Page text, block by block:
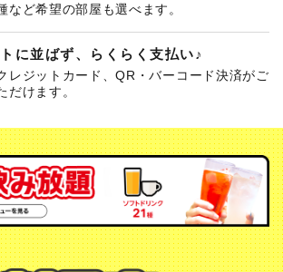
など希望の部屋も選べます。
に並ばず、らくらく支払い♪
レジットカード、QR・バーコード決済がご
だけます。